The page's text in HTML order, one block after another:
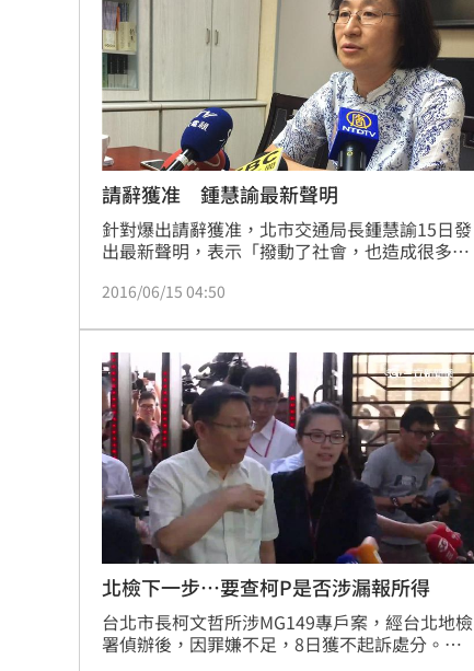
請辭獲准 鍾慧諭最新聲明
針對爆出請辭獲准，北市交通局長鍾慧諭15日發
出最新聲明，表示「撥動了社會，也造成很多困
2016/06/15 04:50
北檢下一步…要查柯P是否涉漏報所得
台北市長柯文哲所涉MG149專戶案，經台北地檢
署偵辦後，因罪嫌不足，8日獲不起訴處分。同